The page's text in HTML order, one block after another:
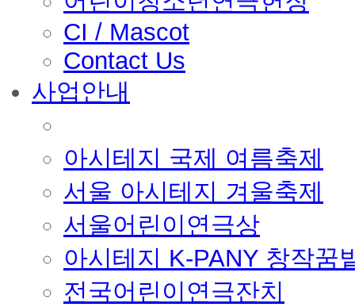
CI / Mascot
Contact Us
사업안내
아시테지 국제 여름축제
서울 아시테지 겨울축제
서울어린이연극상
아시테지 K-PANY 창작꿈
전국어린이연극잔치